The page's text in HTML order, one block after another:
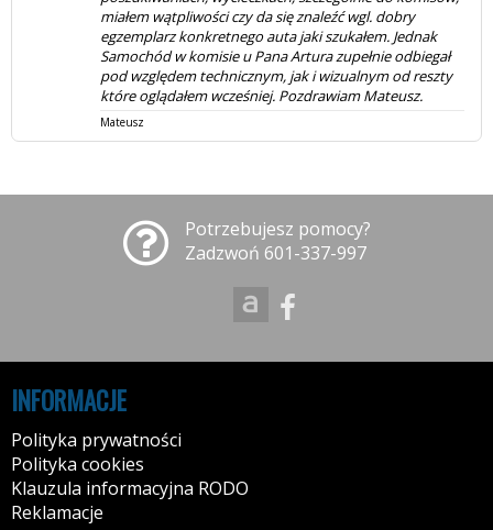
Potrzebujesz pomocy?
Zadzwoń 601-337-997
INFORMACJE
Polityka prywatności
Polityka cookies
Klauzula informacyjna RODO
Reklamacje